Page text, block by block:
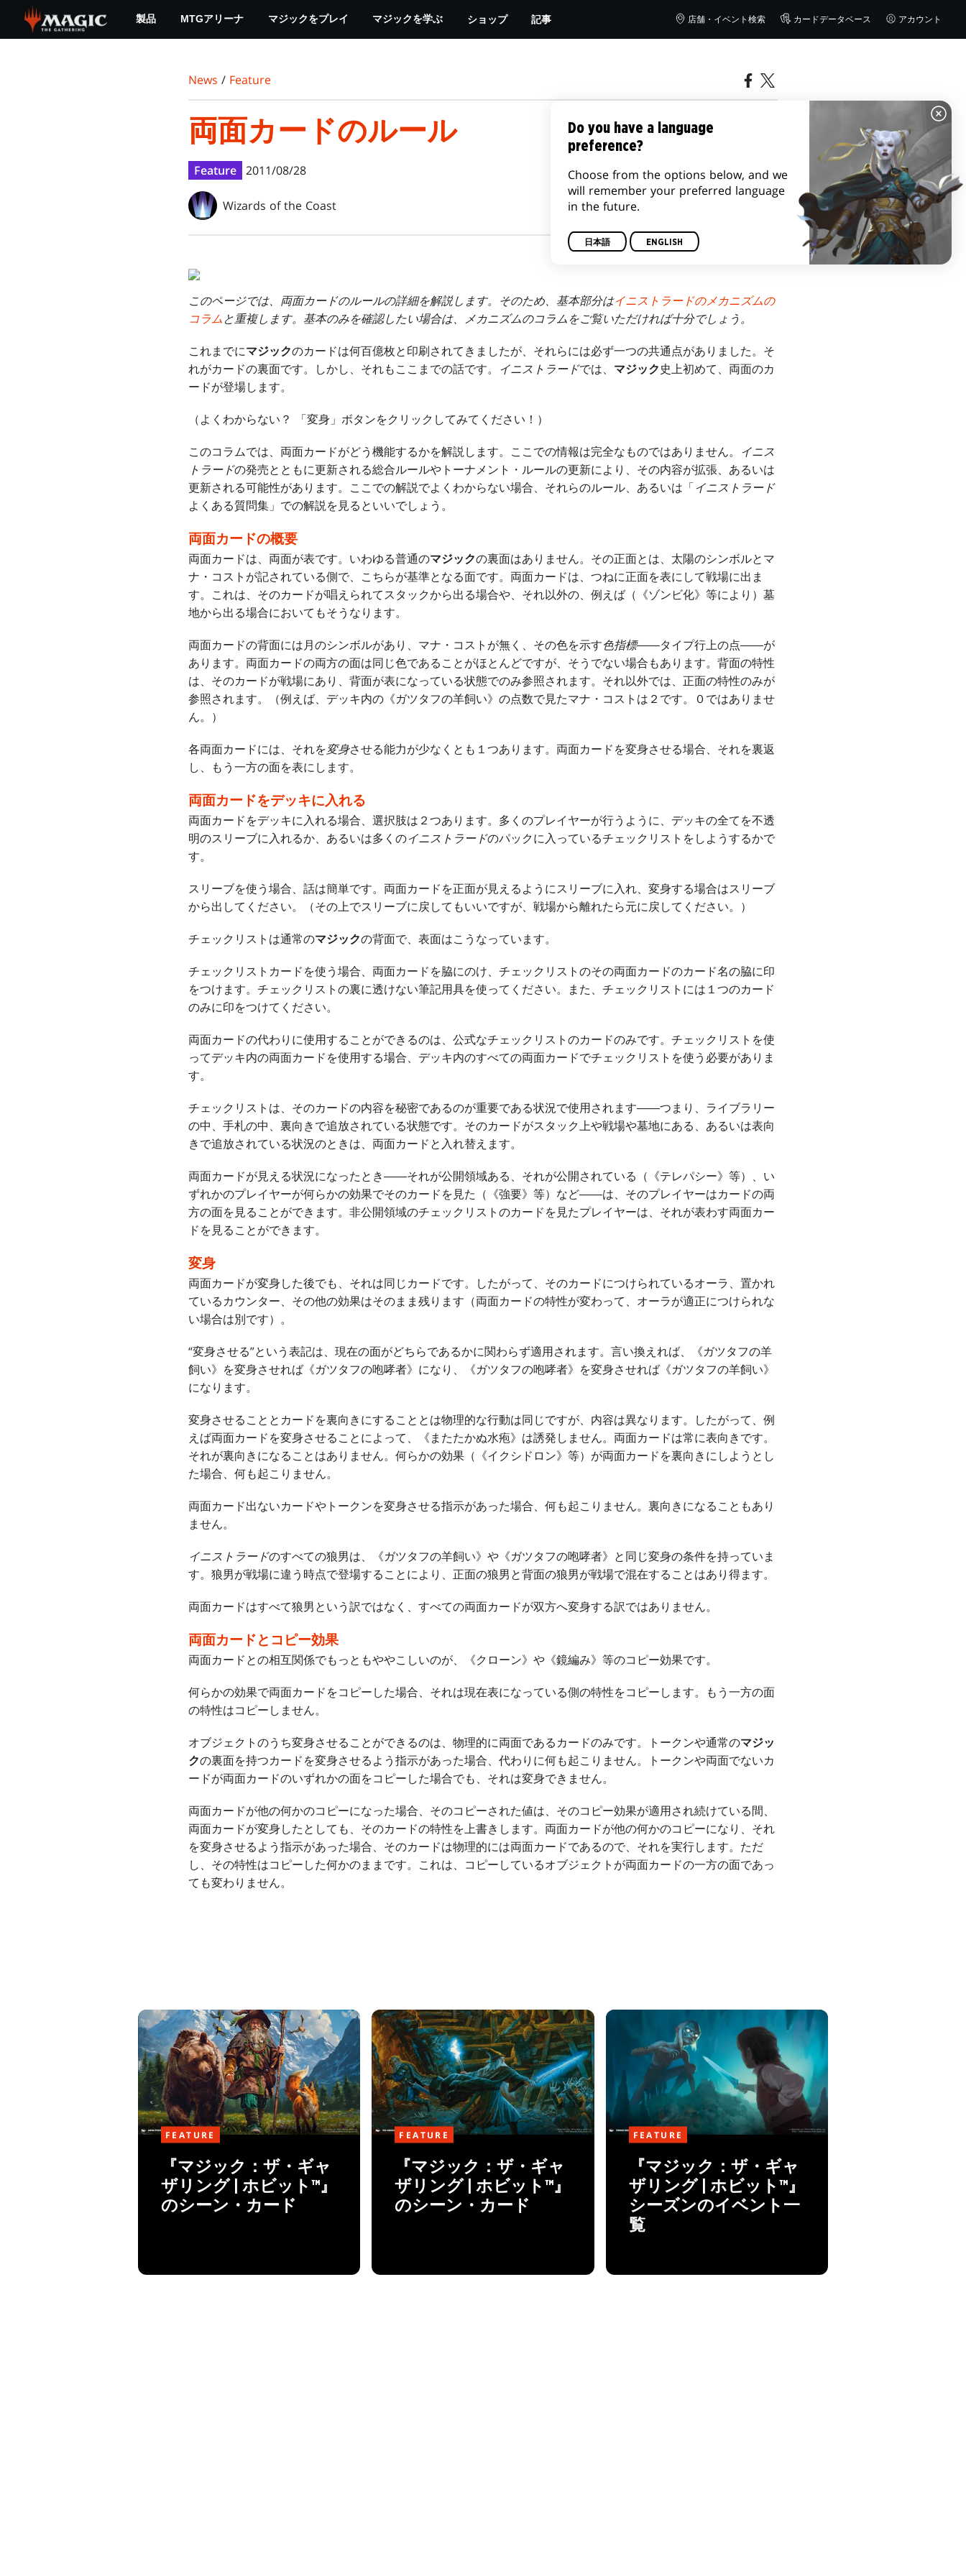
main
製品 MTGアリーナ マジックをプレイ マジックを学ぶ ショップ 記事 店舗・イベント検索 カードデータベース アカウント
News / Feature
両面カードのルール
Feature 2011/08/28
Wizards of the Coast
このページでは、両面カードのルールの詳細を解説します。そのため、基本部分はイニストラードのメカニズムの
コラムと重複します。基本のみを確認したい場合は、メカニズムのコラムをご覧いただければ十分でしょう。
これまでにマジックのカードは何百億枚と印刷されてきましたが、それらには必ず一つの共通点がありました。そ
れがカードの裏面です。しかし、それもここまでの話です。 イニストラードでは、 マジック史上初めて、両面のカ
ードが登場します。
（よくわからない？ 「変身」ボタンをクリックしてみてください！）
このコラムでは、両面カードがどう機能するかを解説します。ここでの情報は完全なものではありません。 イニス
トラードの発売とともに更新される総合ルールやトーナメント・ルールの更新により、その内容が拡張、あるいは
更新される可能性があります。ここでの解説でよくわからない場合、それらのルール、あるいは「イニストラード
よくある質問集」での解説を見るといいでしょう。
両面カードの概要
両面カードは、両面が表です。いわゆる普通のマジックの裏面はありません。その正面とは、太陽のシンボルとマ
ナ・コストが記されている側で、こちらが基準となる面です。両面カードは、つねに正面を表にして戦場に出ま
す。これは、そのカードが唱えられてスタックから出る場合や、それ以外の、例えば（ 《ゾンビ化》 等により）墓
地から出る場合においてもそうなります。
両面カードの背面には月のシンボルがあり、マナ・コストが無く、その色を示す色指標――タイプ行上の点――が
あります。両面カードの両方の面は同じ色であることがほとんどですが、そうでない場合もあります。背面の特性
は、そのカードが戦場にあり、背面が表になっている状態でのみ参照されます。それ以外では、正面の特性のみが
参照されます。（例えば、デッキ内の《ガツタフの羊飼い》の点数で見たマナ・コストは２です。０ではありませ
ん。）
各両面カードには、それを変身させる能力が少なくとも１つあります。両面カードを変身させる場合、それを裏返
し、もう一方の面を表にします。
両面カードをデッキに入れる
両面カードをデッキに入れる場合、選択肢は２つあります。多くのプレイヤーが行うように、デッキの全てを不透
明のスリーブに入れるか、あるいは多くのイニストラードのパックに入っているチェックリストをしようするかで
す。
スリーブを使う場合、話は簡単です。両面カードを正面が見えるようにスリーブに入れ、変身する場合はスリーブ
から出してください。（その上でスリーブに戻してもいいですが、戦場から離れたら元に戻してください。）
チェックリストは通常のマジックの背面で、表面はこうなっています。
チェックリストカードを使う場合、両面カードを脇にのけ、チェックリストのその両面カードのカード名の脇に印
をつけます。チェックリストの裏に透けない筆記用具を使ってください。また、チェックリストには１つのカード
のみに印をつけてください。
両面カードの代わりに使用することができるのは、公式なチェックリストのカードのみです。チェックリストを使
ってデッキ内の両面カードを使用する場合、デッキ内のすべての両面カードでチェックリストを使う必要がありま
す。
チェックリストは、そのカードの内容を秘密であるのが重要である状況で使用されます――つまり、ライブラリー
の中、手札の中、裏向きで追放されている状態です。そのカードがスタック上や戦場や墓地にある、あるいは表向
きで追放されている状況のときは、両面カードと入れ替えます。
両面カードが見える状況になったとき――それが公開領域ある、それが公開されている（ 《テレパシー》 等）、い
ずれかのプレイヤーが何らかの効果でそのカードを見た（ 《強要》 等）など――は、そのプレイヤーはカードの両
方の面を見ることができます。非公開領域のチェックリストのカードを見たプレイヤーは、それが表わす両面カー
ドを見ることができます。
変身
両面カードが変身した後でも、それは同じカードです。したがって、そのカードにつけられているオーラ、置かれ
ているカウンター、その他の効果はそのまま残ります（両面カードの特性が変わって、オーラが適正につけられな
い場合は別です）。
“変身させる”という表記は、現在の面がどちらであるかに関わらず適用されます。言い換えれば、《ガツタフの羊
飼い》を変身させれば《ガツタフの咆哮者》になり、《ガツタフの咆哮者》を変身させれば《ガツタフの羊飼い》
になります。
変身させることとカードを裏向きにすることとは物理的な行動は同じですが、内容は異なります。したがって、例
えば両面カードを変身させることによって、
《またたかぬ水疱》 は誘発しません。両面カードは常に表向きです。
それが裏向きになることはありません。何らかの効果（ 《イクシドロン》 等）が両面カードを裏向きにしようとし
た場合、何も起こりません。
両面カード出ないカードやトークンを変身させる指示があった場合、何も起こりません。裏向きになることもあり
ません。
イニストラードのすべての狼男は、《ガツタフの羊飼い》や《ガツタフの咆哮者》と同じ変身の条件を持っていま
す。狼男が戦場に違う時点で登場することにより、正面の狼男と背面の狼男が戦場で混在することはあり得ます。
両面カードはすべて狼男という訳ではなく、すべての両面カードが双方へ変身する訳ではありません。
両面カードとコピー効果
両面カードとの相互関係でもっともややこしいのが、 《クローン》 や 《鏡編み》 等のコピー効果です。
何らかの効果で両面カードをコピーした場合、それは現在表になっている側の特性をコピーします。もう一方の面
の特性はコピーしません。
オブジェクトのうち変身させることができるのは、物理的に両面であるカードのみです。トークンや通常のマジッ
クの裏面を持つカードを変身させるよう指示があった場合、代わりに何も起こりません。トークンや両面でないカ
ードが両面カードのいずれかの面をコピーした場合でも、それは変身できません。
両面カードが他の何かのコピーになった場合、そのコピーされた値は、そのコピー効果が適用され続けている間、
両面カードが変身したとしても、そのカードの特性を上書きします。両面カードが他の何かのコピーになり、それ
を変身させるよう指示があった場合、そのカードは物理的には両面カードであるので、それを実行します。ただ
し、その特性はコピーした何かのままです。これは、コピーしているオブジェクトが両面カードの一方の面であっ
ても変わりません。
FEATURE
『マジック：ザ・ギャ
ザリング | ホビット™』
のシーン・カード
FEATURE
『マジック：ザ・ギャ
ザリング | ホビット™』
のシーン・カード
FEATURE
『マジック：ザ・ギャ
ザリング | ホビット™』
シーズンのイベント一
覧
Do you have a language
preference?
Choose from the options below, and we
will remember your preferred language
in the future.
日本語 ENGLISH